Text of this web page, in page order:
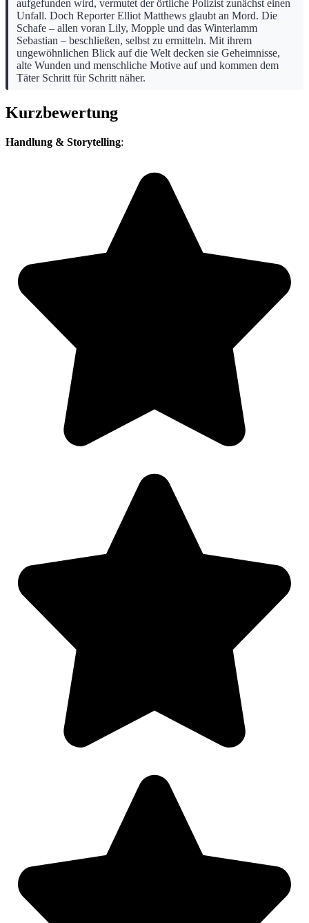
aufgefunden wird, vermutet der örtliche Polizist zunächst einen
Unfall. Doch Reporter Elliot Matthews glaubt an Mord. Die
Schafe – allen voran Lily, Mopple und das Winterlamm
Sebastian – beschließen, selbst zu ermitteln. Mit ihrem
ungewöhnlichen Blick auf die Welt decken sie Geheimnisse,
alte Wunden und menschliche Motive auf und kommen dem
Täter Schritt für Schritt näher.
Kurzbewertung
Handlung & Storytelling: